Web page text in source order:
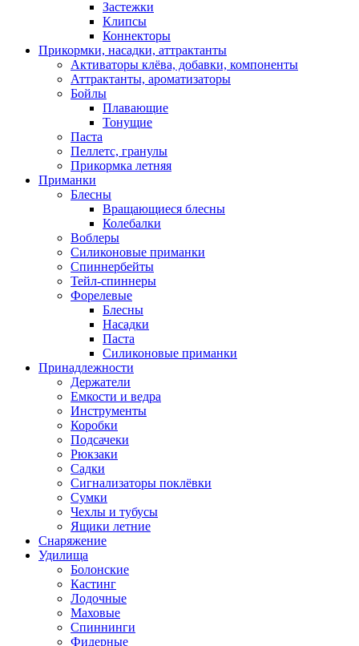
Застежки
Клипсы
Коннекторы
Прикормки, насадки, аттрактанты
Активаторы клёва, добавки, компоненты
Аттрактанты, ароматизаторы
Бойлы
Плавающие
Тонущие
Паста
Пеллетс, гранулы
Прикормка летняя
Приманки
Блесны
Вращающиеся блесны
Колебалки
Воблеры
Силиконовые приманки
Спиннербейты
Тейл-спиннеры
Форелевые
Блесны
Насадки
Паста
Силиконовые приманки
Принадлежности
Держатели
Емкости и ведра
Инструменты
Коробки
Подсачеки
Рюкзаки
Садки
Сигнализаторы поклёвки
Сумки
Чехлы и тубусы
Ящики летние
Снаряжение
Удилища
Болонские
Кастинг
Лодочные
Маховые
Спиннинги
Фидерные